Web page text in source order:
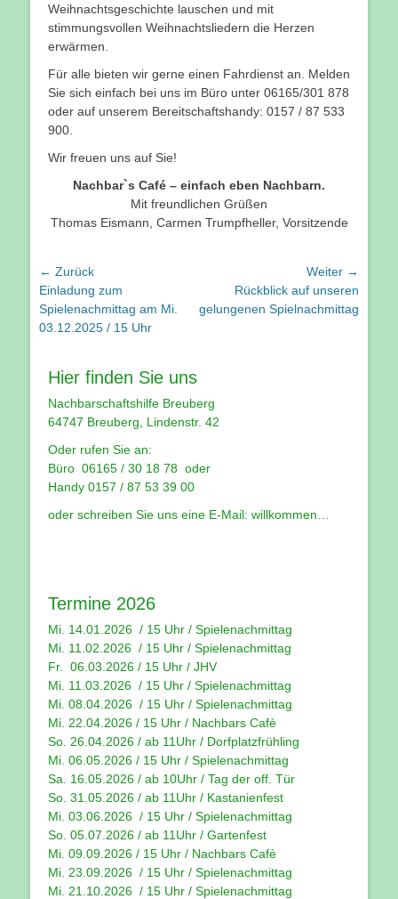
Weihnachtsgeschichte lauschen und mit
stimmungsvollen Weihnachtsliedern die Herzen
erwärmen.
Für alle bieten wir gerne einen Fahrdienst an. Melden
Sie sich einfach bei uns im Büro unter 06165/301 878
oder auf unserem Bereitschaftshandy: 0157 / 87 533
900.
Wir freuen uns auf Sie!
Nachbar`s Café – einfach eben Nachbarn.
Mit freundlichen Grüßen
Thomas Eismann, Carmen Trumpfheller, Vorsitzende
Beitragsnavigation
← Zurück
Vorhergehender
Beitrag:
Einladung zum
Spielenachmittag am Mi.
03.12.2025 / 15 Uhr
Weiter →
Nächster
Beitrag:
Rückblick auf unseren
gelungenen Spielnachmittag
Hier finden Sie uns
Nachbarschaftshilfe Breuberg
64747 Breuberg, Lindenstr. 42
Oder rufen Sie an:
Büro 06165 / 30 18 78 oder
Handy 0157 / 87 53 39 00
oder schreiben Sie uns eine E-Mail: willkommen…
Termine 2026
Mi. 14.01.2026 / 15 Uhr / Spielenachmittag
Mi. 11.02.2026 / 15 Uhr / Spielenachmittag
Fr. 06.03.2026 / 15 Uhr / JHV
Mi. 11.03.2026 / 15 Uhr / Spielenachmittag
Mi. 08.04.2026 / 15 Uhr / Spielenachmittag
Mi. 22.04.2026 / 15 Uhr / Nachbars Cafè
So. 26.04.2026 / ab 11Uhr / Dorfplatzfrühling
Mi. 06.05.2026 / 15 Uhr / Spielenachmittag
Sa. 16.05.2026 / ab 10Uhr / Tag der off. Tür
So. 31.05.2026 / ab 11Uhr / Kastanienfest
Mi. 03.06.2026 / 15 Uhr / Spielenachmittag
So. 05.07.2026 / ab 11Uhr / Gartenfest
Mi. 09.09.2026 / 15 Uhr / Nachbars Cafè
Mi. 23.09.2026 / 15 Uhr / Spielenachmittag
Mi. 21.10.2026 / 15 Uhr / Spielenachmittag